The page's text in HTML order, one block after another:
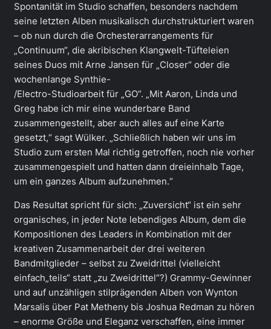
Spontanität im Studio schaffen, besonders nachdem
seine letzten Alben musikalisch durchstrukturiert waren
– ob nun durch die Orchesterarrangements für
„Continuum“, die akribischen Klangwelt-Tüfteleien
seines Duos mit Arne Jansen für „Closer“ oder die
wochenlange Synthie-
/Electro-Studioarbeit für „GO“. „Mit Aaron, Linda und
Greg habe ich mir eine wunderbare Band
zusammengestellt, aber auch alles auf eine Karte
gesetzt,“ sagt Wülker. „Schließlich haben wir uns im
Studio zum ersten Mal richtig getroffen, noch nie vorher
zusammengespielt und hatten dann dreieinhalb Tage,
um ein ganzes Album aufzunehmen.“
Das Resultat spricht für sich: „Zuversicht“ ist ein sehr
organisches, in jeder Note lebendiges Album, dem die
Kompositionen des Leaders in Kombination mit der
kreativen Zusammenarbeit der drei weiteren
Bandmitglieder – selbst zu Zweidrittel (vielleicht
einfach„teils“ statt „zu Zweidrittel“?) Grammy-Gewinner
und auf unzähligen stilprägenden Alben von Wynton
Marsalis über Pat Metheny bis Joshua Redman zu hören
– enorme Größe und Eleganz verschaffen, eine immer